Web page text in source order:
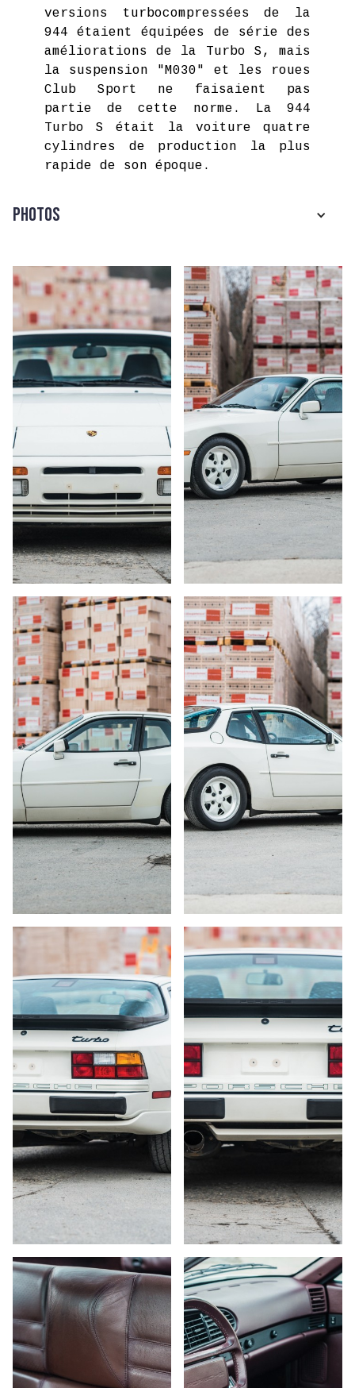
versions turbocompressées de la
944 étaient équipées de série des
améliorations de la Turbo S, mais
la suspension "M030" et les roues
Club Sport ne faisaient pas
partie de cette norme. La 944
Turbo S était la voiture quatre
cylindres de production la plus
rapide de son époque.
Photos